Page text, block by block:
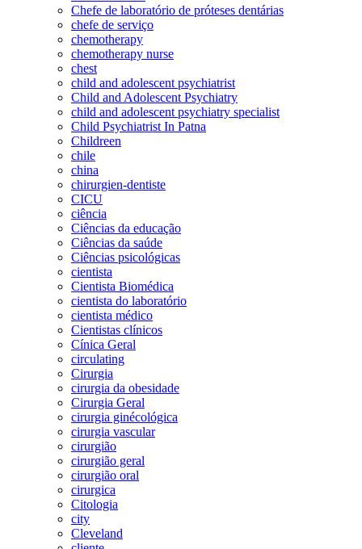
Chefe de laboratório de próteses dentárias
chefe de serviço
chemotherapy
chemotherapy nurse
chest
child and adolescent psychiatrist
Child and Adolescent Psychiatry
child and adolescent psychiatry specialist
Child Psychiatrist In Patna
Childreen
chile
china
chirurgien-dentiste
CICU
ciência
Ciências da educação
Ciências da saúde
Ciências psicológicas
cientista
Cientista Biomédica
cientista do laboratório
cientista médico
Cientistas clínicos
Cínica Geral
circulating
Cirurgia
cirurgia da obesidade
Cirurgia Geral
cirurgia ginécológica
cirurgia vascular
cirurgião
cirurgião geral
cirurgião oral
cirurgica
Citologia
city
Cleveland